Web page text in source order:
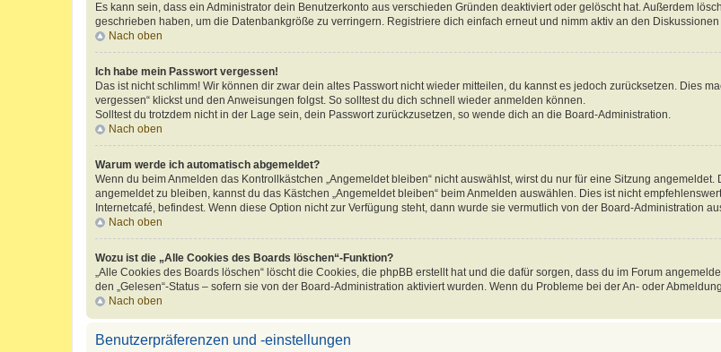
Es kann sein, dass ein Administrator dein Benutzerkonto aus verschieden Gründen deaktiviert oder gelöscht hat. Außerdem
geschrieben haben, um die Datenbankgröße zu verringern. Registriere dich einfach erneut und nimm aktiv an den Diskussionen
Nach oben
Ich habe mein Passwort vergessen!
Das ist nicht schlimm! Wir können dir zwar dein altes Passwort nicht wieder mitteilen, du kannst es jedoch zurücksetzen. Dies
vergessen“ klickst und den Anweisungen folgst. So solltest du dich schnell wieder anmelden können.
Solltest du trotzdem nicht in der Lage sein, dein Passwort zurückzusetzen, so wende dich an die Board-Administration.
Nach oben
Warum werde ich automatisch abgemeldet?
Wenn du beim Anmelden das Kontrollkästchen „Angemeldet bleiben“ nicht auswählst, wirst du nur für eine Sitzung
angemeldet zu bleiben, kannst du das Kästchen „Angemeldet bleiben“ beim Anmelden auswählen. Dies ist nicht
Internetcafé, befindest. Wenn diese Option nicht zur Verfügung steht, dann wurde sie vermutlich von der Board-Administration
Nach oben
Wozu ist die „Alle Cookies des Boards löschen“-Funktion?
„Alle Cookies des Boards löschen“ löscht die Cookies, die phpBB erstellt hat und die dafür sorgen, dass du im Forum
den „Gelesen“-Status – sofern sie von der Board-Administration aktiviert wurden. Wenn du Probleme bei der An- oder
Nach oben
Benutzerpräferenzen und -einstellungen